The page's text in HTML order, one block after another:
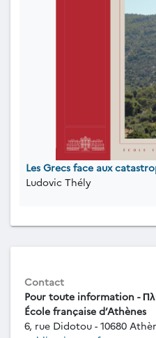
Les Grecs face aux
Ludovic Thély
Contact
Pour toute information -
École française d’Athènes
6, rue Didotou - 10680